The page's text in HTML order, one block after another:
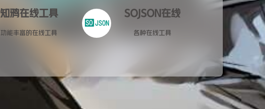
知鸦在线工具
功能丰富的在线工具
SOJSON在线
各种在线工具